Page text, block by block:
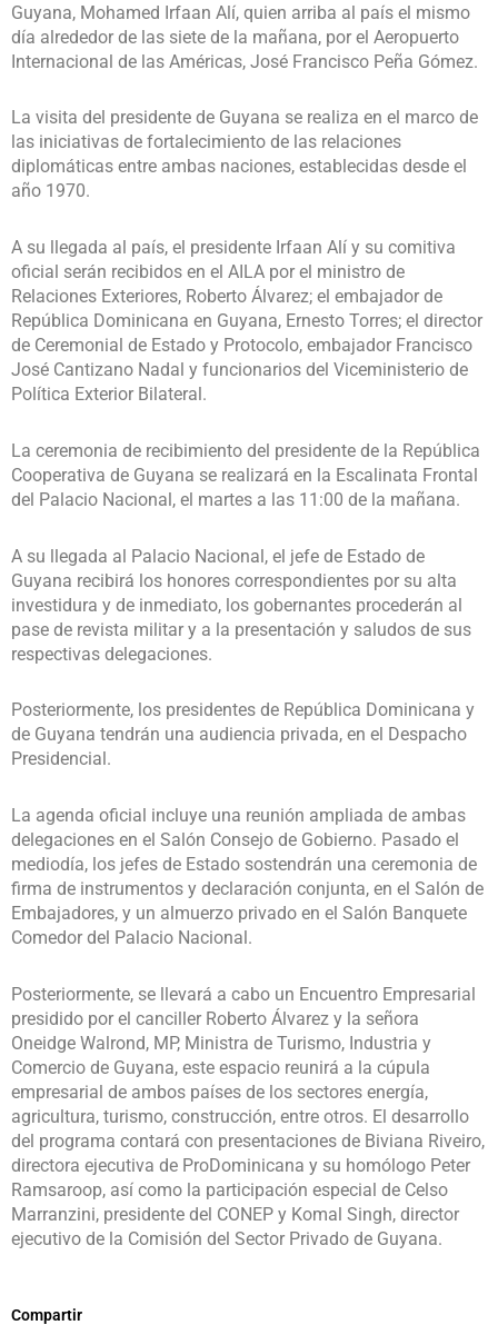
Guyana, Mohamed Irfaan Alí, quien arriba al país el mismo
día alrededor de las siete de la mañana, por el Aeropuerto
Internacional de las Américas, José Francisco Peña Gómez.
La visita del presidente de Guyana se realiza en el marco de
las iniciativas de fortalecimiento de las relaciones
diplomáticas entre ambas naciones, establecidas desde el
año 1970.
A su llegada al país, el presidente Irfaan Alí y su comitiva
oficial serán recibidos en el AILA por el ministro de
Relaciones Exteriores, Roberto Álvarez; el embajador de
República Dominicana en Guyana, Ernesto Torres; el director
de Ceremonial de Estado y Protocolo, embajador Francisco
José Cantizano Nadal y funcionarios del Viceministerio de
Política Exterior Bilateral.
La ceremonia de recibimiento del presidente de la República
Cooperativa de Guyana se realizará en la Escalinata Frontal
del Palacio Nacional, el martes a las 11:00 de la mañana.
A su llegada al Palacio Nacional, el jefe de Estado de
Guyana recibirá los honores correspondientes por su alta
investidura y de inmediato, los gobernantes procederán al
pase de revista militar y a la presentación y saludos de sus
respectivas delegaciones.
Posteriormente, los presidentes de República Dominicana y
de Guyana tendrán una audiencia privada, en el Despacho
Presidencial.
La agenda oficial incluye una reunión ampliada de ambas
delegaciones en el Salón Consejo de Gobierno. Pasado el
mediodía, los jefes de Estado sostendrán una ceremonia de
firma de instrumentos y declaración conjunta, en el Salón de
Embajadores, y un almuerzo privado en el Salón Banquete
Comedor del Palacio Nacional.
Posteriormente, se llevará a cabo un Encuentro Empresarial
presidido por el canciller Roberto Álvarez y la señora
Oneidge Walrond, MP, Ministra de Turismo, Industria y
Comercio de Guyana, este espacio reunirá a la cúpula
empresarial de ambos países de los sectores energía,
agricultura, turismo, construcción, entre otros. El desarrollo
del programa contará con presentaciones de Biviana Riveiro,
directora ejecutiva de ProDominicana y su homólogo Peter
Ramsaroop, así como la participación especial de Celso
Marranzini, presidente del CONEP y Komal Singh, director
ejecutivo de la Comisión del Sector Privado de Guyana.
Compartir